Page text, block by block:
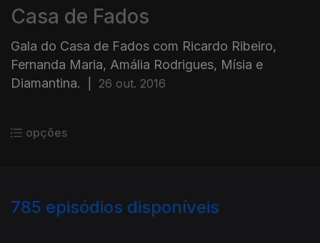
Casa de Fados
Gala do Casa de Fados com Ricardo Ribeiro,
Fernanda Maria, Amália Rodrigues, Mísia e
Diamantina.
26 out. 2016
opções
785 episódios disponíveis